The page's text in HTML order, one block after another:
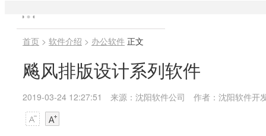
首页 > 软件介绍 > 办公软件 正文
飚风排版设计系列软件
2019-03-24 12:27:51 来源：沈阳软件公司 作者：沈阳软件开